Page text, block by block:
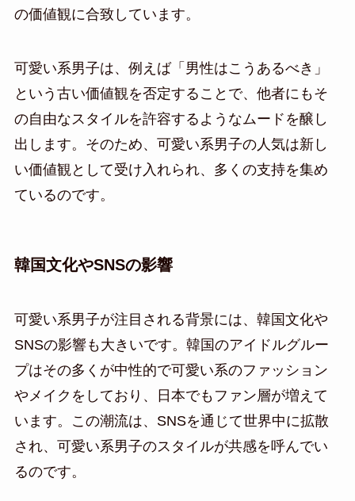
の価値観に合致しています。
可愛い系男子は、例えば「男性はこうあるべき」
という古い価値観を否定することで、他者にもそ
の自由なスタイルを許容するようなムードを醸し
出します。そのため、可愛い系男子の人気は新し
い価値観として受け入れられ、多くの支持を集め
ているのです。
韓国文化やSNSの影響
可愛い系男子が注目される背景には、韓国文化や
SNSの影響も大きいです。韓国のアイドルグルー
プはその多くが中性的で可愛い系のファッション
やメイクをしており、日本でもファン層が増えて
います。この潮流は、SNSを通じて世界中に拡散
され、可愛い系男子のスタイルが共感を呼んでい
るのです。